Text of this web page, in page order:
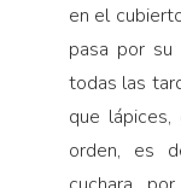
en el
pasa por su
todas las
que lápices,
orden, es